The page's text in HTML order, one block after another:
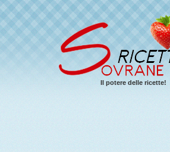
Il potere delle ricette!